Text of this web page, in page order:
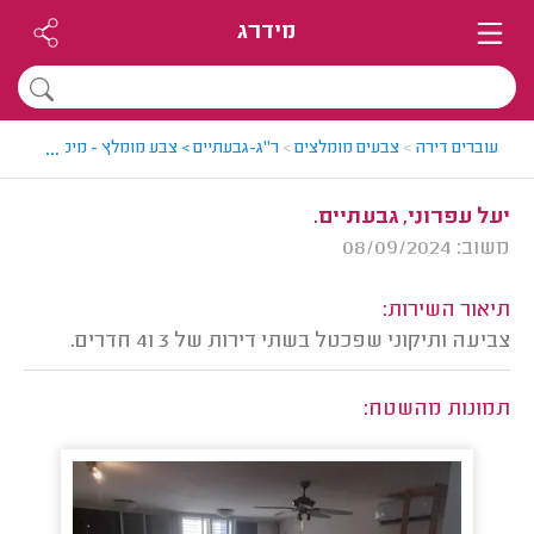
מידרג
עוברים דירה > צבעים מומלצים> ר"ג-גבעתיים > צבע מומלץ - מיכאל
...
יעל עפרוני, גבעתיים.
משוב: 08/09/2024
תיאור השירות:
צביעה ותיקוני שפכטל בשתי דירות של 3 ו4 חדרים.
תמונות מהשטח: